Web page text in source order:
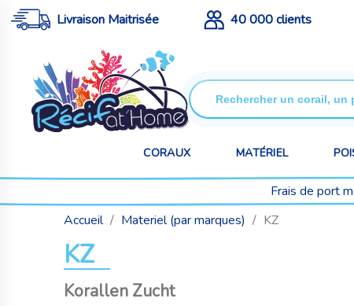
Livraison Maitrisée 40 000 clients
CORAUX MATÉRIEL
Frais de port
Accueil
Materiel (par marques) KZ
KZ
Korallen Zucht